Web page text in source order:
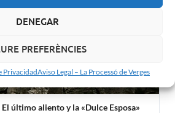
DENEGAR
PREFERÈNCIES
PrivacidadAviso Legal – La Processó de Verges
El último aliento y la «Dulce Esposa»